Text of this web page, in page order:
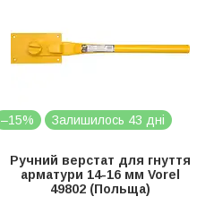
–15% Залишилось 43 дні
Ручний верстат для гнуття
арматури 14-16 мм Vorel
49802 (Польща)